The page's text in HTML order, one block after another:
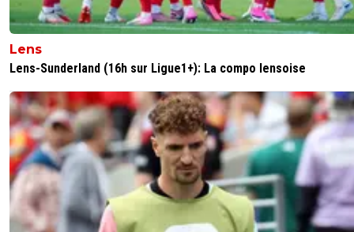
Lens
Lens-Sunderland (16h sur Ligue1+): La compo lensoise